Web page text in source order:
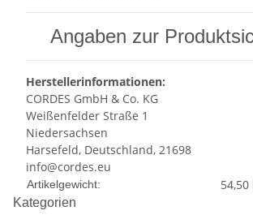
Angaben zur
Herstellerinformationen:
CORDES GmbH & Co. KG
Weißenfelder Straße 1
Niedersachsen
Harsefeld, Deutschland, 21698
info@cordes.eu
Produkteigenschaft
Wert
Artikelgewicht: 54,50
Kategorien